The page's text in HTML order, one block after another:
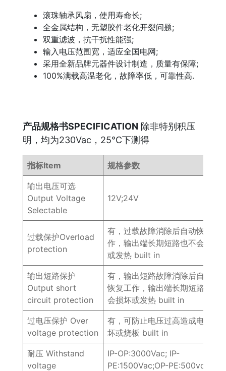
滚珠轴承风扇，使用寿命长;
全金属结构，无塑胶件老化开裂问题;
双重滤波，抗干扰性能强;
输入电压范围宽，适应全国电网;
采用全新品牌元器件设计制造，质量有保障;
100%满载高温老化，故障率低，可靠性高.
产品规格书SPECIFICATION 除非特别积压
明，均为230Vac，25℃下测得
指标Item 规格参数
输出电压可选
Output Voltage
Selectable
12V;24V
过载保护Overload
protection
有，过载故障消除后自动恢复工
作，输出端长期短路也不会损坏
或发热 built in
输出短路保护
Output short
circuit protection
有，输出短路故障消除后自动的
恢复工作，输出端长期短路也不
会损坏或发热 built in
过电压保护 Over
voltage protection
有，可防止电压过高造成电源损
坏或烧板 built in
耐压 Withstand
voltage
IP-OP:3000Vac; IP-
PE:1500Vac;OP-PE:500vdc